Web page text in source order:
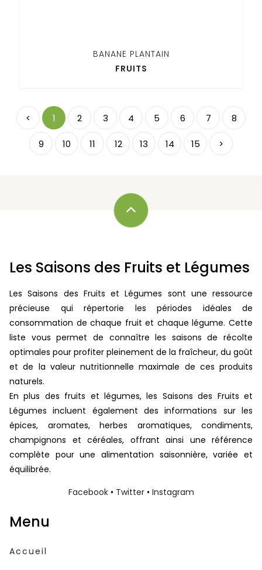
BANANE PLANTAIN
FRUITS
< 1 2 3 4 5 6 7 8
9 10 11 12 13 14 15 >
Les Saisons des Fruits et Légumes
Les Saisons des Fruits et Légumes sont une ressource
précieuse qui répertorie les périodes idéales de
consommation de chaque fruit et chaque légume. Cette
liste vous permet de connaître les saisons de récolte
optimales pour profiter pleinement de la fraîcheur, du goût
et de la valeur nutritionnelle maximale de ces produits
naturels.
En plus des fruits et légumes, les Saisons des Fruits et
Légumes incluent également des informations sur les
épices, aromates, herbes aromatiques, condiments,
champignons et céréales, offrant ainsi une référence
complète pour une alimentation saisonnière, variée et
équilibrée.
Facebook• Twitter• Instagram
Menu
Accueil